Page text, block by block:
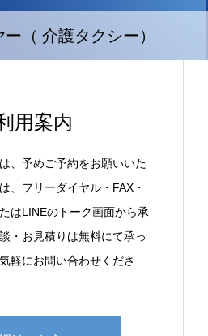
（ 介護タクシー）
用案内
、予めご予約をお願いいた
、フリーダイヤル・FAX・
はLINEのトーク画面から承
・お見積りは無料にて承っ
軽にお問い合わせくださ